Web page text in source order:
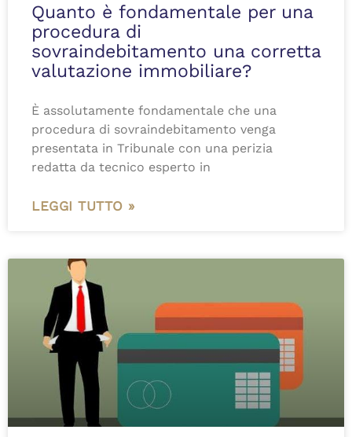
Quanto è fondamentale per una
procedura di
sovraindebitamento una corretta
valutazione immobiliare?
È assolutamente fondamentale che una
procedura di sovraindebitamento venga
presentata in Tribunale con una perizia
redatta da tecnico esperto in
LEGGI TUTTO »